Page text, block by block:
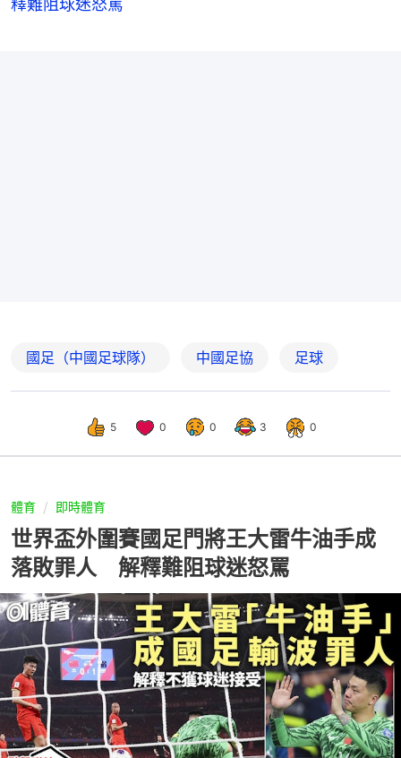
釋難阻球迷怒罵
國足（中國足球隊） 中國足協 足球
5 0 0 3 0
體育 即時體育
世界盃外圍賽國足門將王大雷牛油手成
落敗罪人 解釋難阻球迷怒罵